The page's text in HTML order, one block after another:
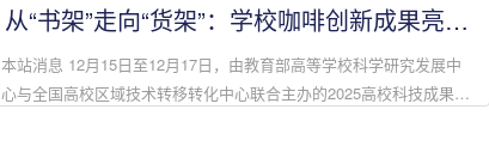
从“书架”走向“货架”：学校咖啡创新成果亮相
本站消息 12月15日至12月17日，由教育部高等学校科学研究发展中
心与全国高校区域技术转移转化中心联合主办的2025高校科技成果交